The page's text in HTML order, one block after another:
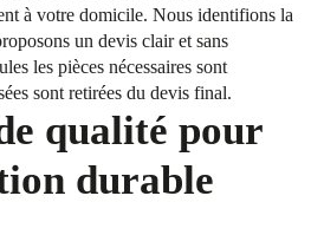
à votre domicile. Nous identifions la
un devis clair et sans
les pièces nécessaires sont
sont retirées du devis final.
qualité pour
durable